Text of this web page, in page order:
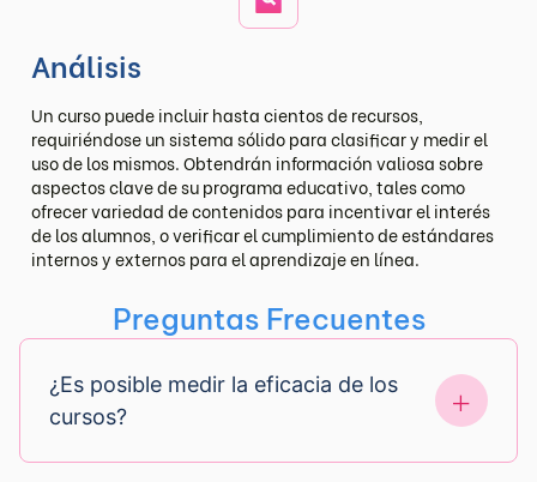
Análisis
Un curso puede incluir hasta cientos de recursos,
requiriéndose un sistema sólido para clasificar y medir el
uso de los mismos. Obtendrán información valiosa sobre
aspectos clave de su programa educativo, tales como
ofrecer variedad de contenidos para incentivar el interés
de los alumnos, o verificar el cumplimiento de estándares
internos y externos para el aprendizaje en línea.
Preguntas Frecuentes
¿Es posible medir la eficacia de los
cursos?